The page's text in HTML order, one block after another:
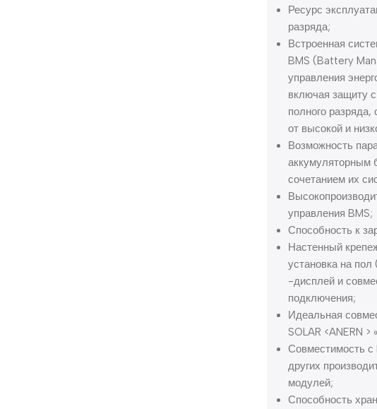
Ресурс
разряда;
Встроенная
BMS (Battery
управления
включая защиту
полного разряда,
от высокой и
Возможность
аккумуляторным
сочетанием их
управления BMS;
Способность к
Настенный
установка на
-дисплей и
подключения;
Идеальная
SOLAR <ANERN >
Совместимость
других
модулей;
Способность